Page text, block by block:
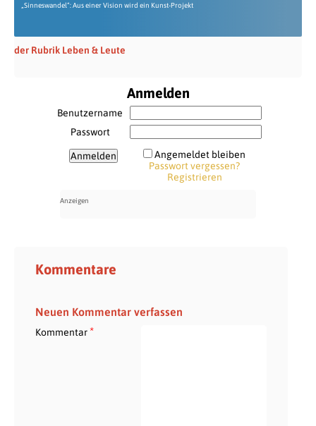
„Sinneswandel“: Aus einer Vision wird ein Kunst-Projekt
der Rubrik Leben & Leute
Anmelden
Benutzername
Passwort
Angemeldet bleiben
Passwort vergessen?
Registrieren
Kommentare
Neuen Kommentar verfassen
Kommentar*